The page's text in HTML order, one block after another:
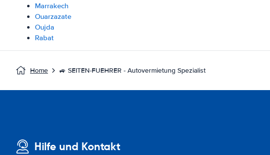
Marrakech
Ouarzazate
Oujda
Rabat
Home 🚙 SEITEN-FUEHRER - Autovermietung Spezialist
Hilfe und Kontakt